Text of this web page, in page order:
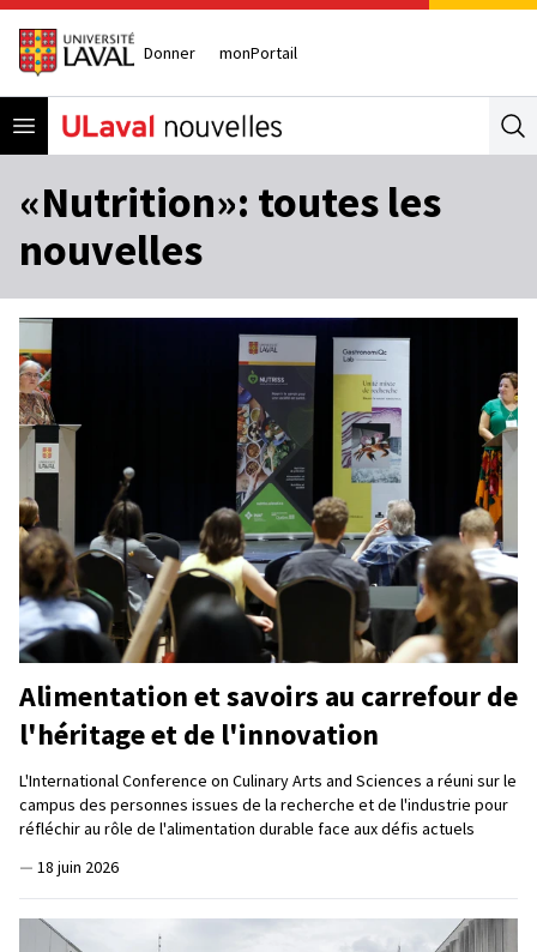
Donner monPortail
Open menu
«Nutrition»: toutes les
nouvelles
Alimentation et savoirs au carrefour de
l'héritage et de l'innovation
L'International Conference on Culinary Arts and Sciences a réuni sur le
campus des personnes issues de la recherche et de l'industrie pour
réfléchir au rôle de l'alimentation durable face aux défis actuels
— 18 juin 2026